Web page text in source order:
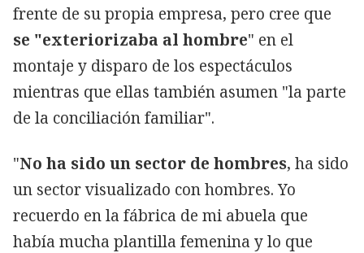
frente de su propia empresa, pero cree que
se "exteriorizaba al hombre" en el
montaje y disparo de los espectáculos
mientras que ellas también asumen "la parte
de la conciliación familiar".
"No ha sido un sector de hombres, ha sido
un sector visualizado con hombres. Yo
recuerdo en la fábrica de mi abuela que
había mucha plantilla femenina y lo que